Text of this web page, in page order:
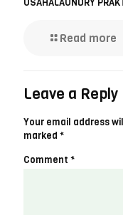
Read more
Leave a Reply
Your email address
marked *
Comment *